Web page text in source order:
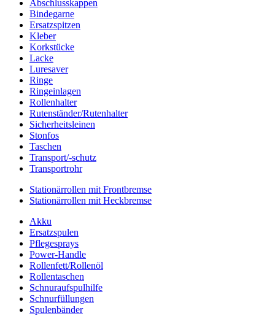
Abschlusskappen
Bindegarne
Ersatzspitzen
Kleber
Korkstücke
Lacke
Luresaver
Ringe
Ringeinlagen
Rollenhalter
Rutenständer/Rutenhalter
Sicherheitsleinen
Stonfos
Taschen
Transport/-schutz
Transportrohr
Stationärrollen mit Frontbremse
Stationärrollen mit Heckbremse
Akku
Ersatzspulen
Pflegesprays
Power-Handle
Rollenfett/Rollenöl
Rollentaschen
Schnuraufspulhilfe
Schnurfüllungen
Spulenbänder